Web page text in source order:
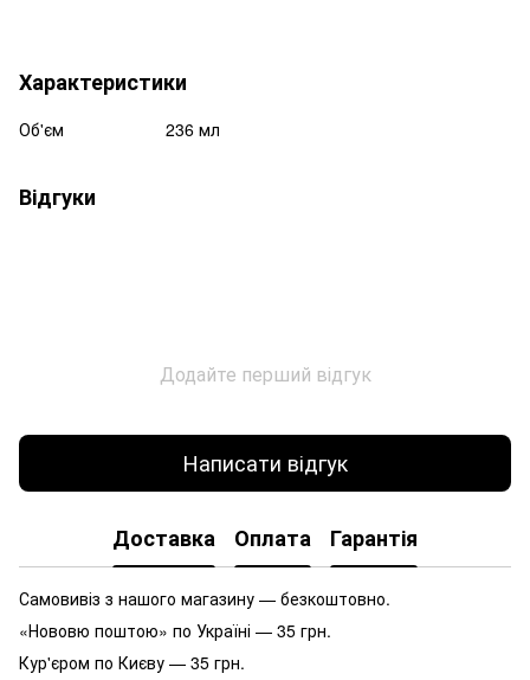
Характеристики
Об'єм 236 мл
Відгуки
Додайте перший відгук
Написати відгук
Доставка Оплата Гарантія
Самовивіз з нашого магазину — безкоштовно.
«Нововю поштою» по Україні — 35 грн.
Кур'єром по Києву — 35 грн.